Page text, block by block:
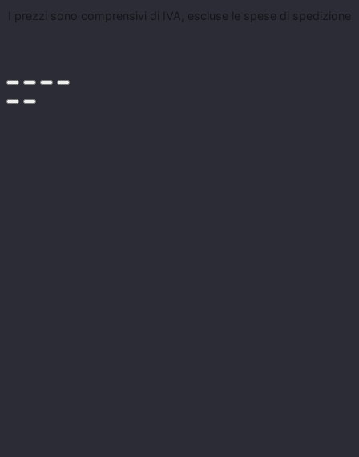
I prezzi sono comprensivi di IVA, escluse le spese di spedizione